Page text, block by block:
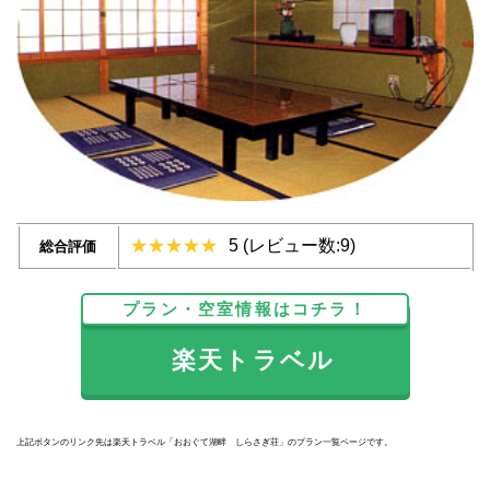
総合評価 5 (レビュー数:9)
プラン・空室情報はコチラ！
楽天トラベル
上記ボタンのリンク先は楽天トラベル「おおぐて湖畔 しらさぎ荘」のプラン一覧ページです。